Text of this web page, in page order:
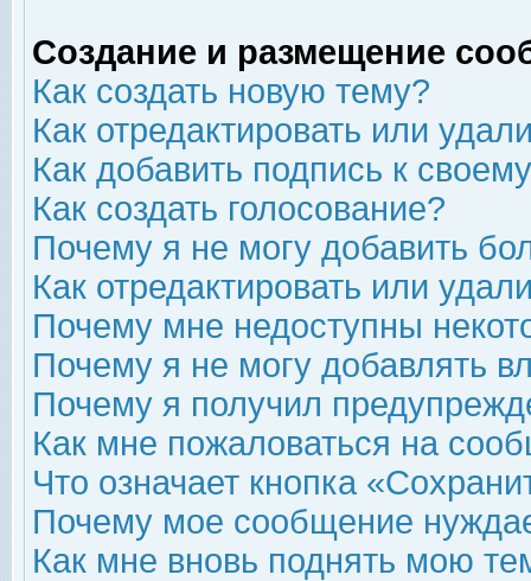
Создание и размещение
Как создать новую тему?
Как отредактировать или
Как добавить подпись к
Как создать голосование?
Почему я не могу добавить
Как отредактировать или
Почему мне недоступны
Почему я не могу добавлять
Почему я получил
Как мне пожаловаться на
Что означает кнопка
Почему мое сообщение
Как мне вновь поднять мою